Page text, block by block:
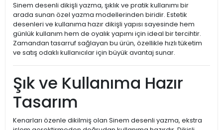
Sinem desenli dikişli yazma, şıklık ve pratik kullanımı bir
arada sunan özel yazma modellerinden biridir. Estetik
desenleri ve kullanıma hazır dikişli yapısı sayesinde hem
günlük kullanım hem de oyalık yapımı için ideal bir tercihtir.
Zamandan tasarruf sağlayan bu ürün, özellikle hızlı tüketim
ve satış odaklı kullanıcılar için büyük avantaj sunar.
Şık ve Kullanıma Hazır
Tasarım
Kenarları özenle dikilmiş olan Sinem desenli yazma, ekstra